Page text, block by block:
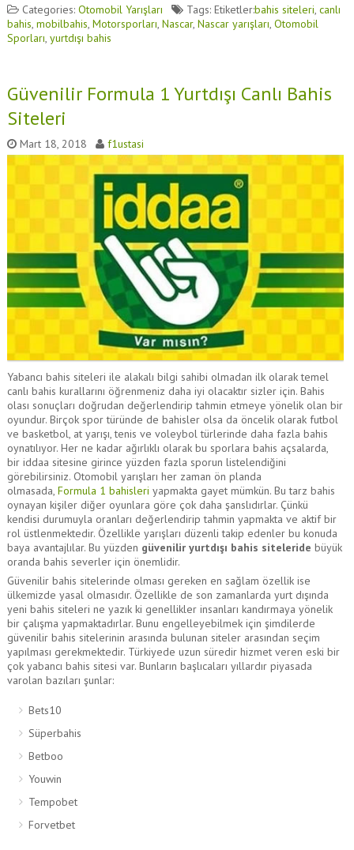
Categories: Otomobil Yarışları Tags: Etiketler:bahis siteleri canlı
bahis mobilbahis Motorsporları Nascar, Nascar yarışları Otomobil
Sporları yurtdışı bahis
Güvenilir Formula 1 Yurtdışı Canlı Bahis
Siteleri
Mart 18, 2018 f1ustasi
Yabancı bahis siteleri ile alakalı bilgi sahibi olmadan ilk olarak temel
canlı bahis kurallarını öğrenmeniz daha iyi olacaktır sizler için. Bahis
olası sonuçları doğrudan değerlendirip tahmin etmeye yönelik olan bir
oyundur. Birçok spor türünde de bahisler olsa da öncelik olarak futbol
ve basketbol, at yarışı, tenis ve voleybol türlerinde daha fazla bahis
oynatılıyor. Her ne kadar ağırlıklı olarak bu sporlara bahis açsalarda,
bir iddaa sitesine girince yüzden fazla sporun listelendiğini
görebilirsiniz. Otomobil yarışları her zaman ön planda
olmasada, Formula 1 bahisleri yapmakta gayet mümkün. Bu tarz bahis
oynayan kişiler diğer oyunlara göre çok daha şanslıdırlar. Çünkü
kendisi durumuyla oranları değerlendirip tahmin yapmakta ve aktif bir
rol üstlenmektedir. Özellikle yarışları düzenli takip edenler bu konuda
baya avantajlılar. Bu yüzden güvenilir yurtdışı bahis siteleride büyük
oranda bahis severler için önemlidir.
Güvenilir bahis sitelerinde olması gereken en sağlam özellik ise
ülkemizde yasal olmasıdır. Özellikle de son zamanlarda yurt dışında
yeni bahis siteleri ne yazık ki genellikler insanları kandırmaya yönelik
bir çalışma yapmaktadırlar. Bunu engelleyebilmek için şimdilerde
güvenilir bahis sitelerinin arasında bulunan siteler arasından seçim
yapılması gerekmektedir. Türkiyede uzun süredir hizmet veren eski bir
çok yabancı bahis sitesi var. Bunların başlıcaları yıllardır piyasada
varolan bazıları şunlar:
Bets10
Süperbahis
Betboo
Youwin
Tempobet
Forvetbet